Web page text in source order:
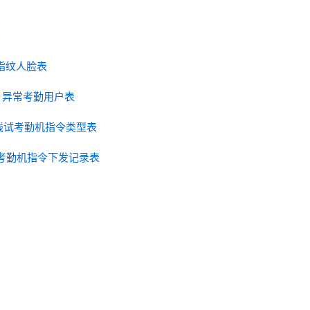
纹人脸表
常考勤用户表
考勤机指令类型表
机指令下发记录表